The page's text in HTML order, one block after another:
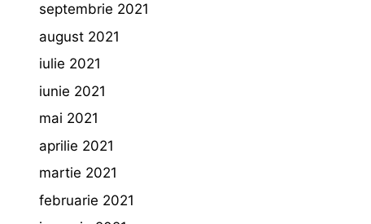
septembrie 2021
august 2021
iulie 2021
iunie 2021
mai 2021
aprilie 2021
martie 2021
februarie 2021